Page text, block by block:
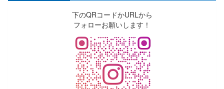
下のQRコードかURLから
フォローお願いします！